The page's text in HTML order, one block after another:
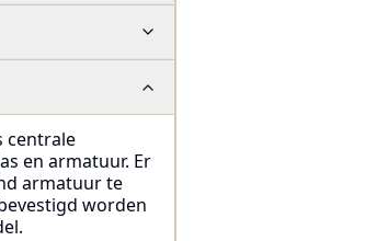
centrale
en armatuur. Er
armatuur te
worden